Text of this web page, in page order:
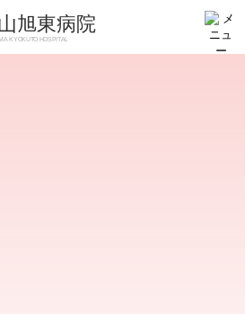
旭東病院
KYOKUTO HOSPITAL